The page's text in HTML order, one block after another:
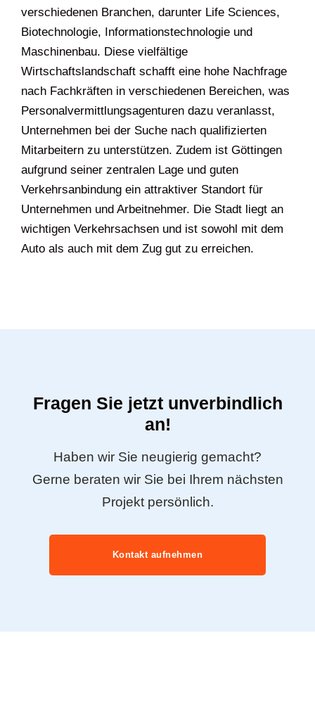
verschiedenen Branchen, darunter Life Sciences,
Biotechnologie, Informationstechnologie und
Maschinenbau. Diese vielfältige
Wirtschaftslandschaft schafft eine hohe Nachfrage
nach Fachkräften in verschiedenen Bereichen, was
Personalvermittlungsagenturen dazu veranlasst,
Unternehmen bei der Suche nach qualifizierten
Mitarbeitern zu unterstützen. Zudem ist Göttingen
aufgrund seiner zentralen Lage und guten
Verkehrsanbindung ein attraktiver Standort für
Unternehmen und Arbeitnehmer. Die Stadt liegt an
wichtigen Verkehrsachsen und ist sowohl mit dem
Auto als auch mit dem Zug gut zu erreichen.
Fragen Sie jetzt unverbindlich
an!
Haben wir Sie neugierig gemacht?
Gerne beraten wir Sie bei Ihrem nächsten
Projekt persönlich.
Kontakt aufnehmen